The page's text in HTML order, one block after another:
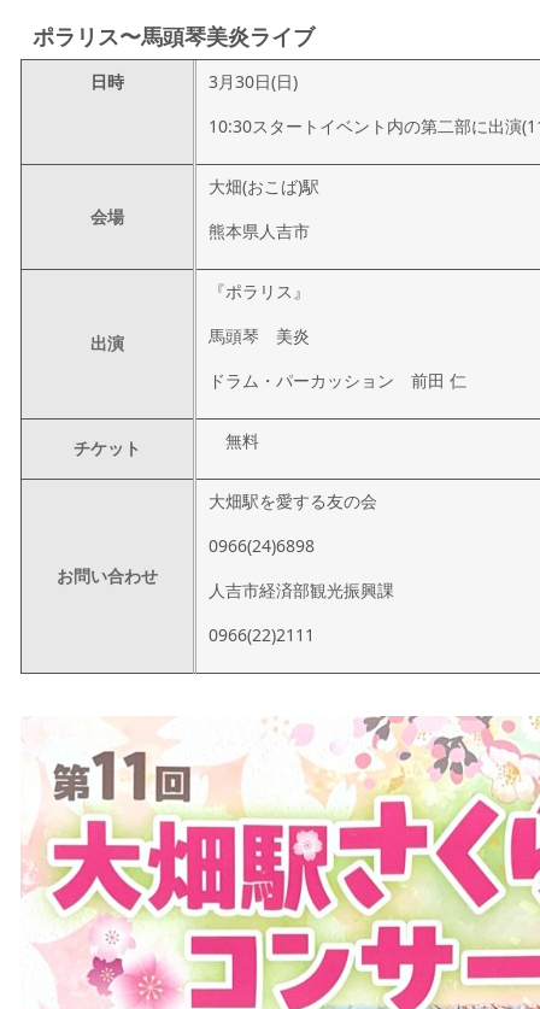
ポラリス〜馬頭琴美炎ライブ
日時
3月30日(日)
10:30スタートイベント内の第二部に出演
会場
大畑(おこば)駅
熊本県人吉市
出演
『ポラリス』
馬頭琴 美炎
ドラム・パーカッション 前田 仁
チケット 無料
お問い合わせ
大畑駅を愛する友の会
0966(24)6898
人吉市経済部観光振興課
0966(22)2111